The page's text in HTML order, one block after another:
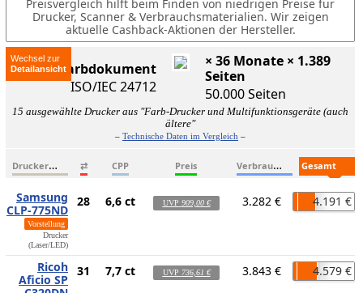
Preisvergleich hilft beim Finden von niedrigen Preise für
Drucker, Scanner & Verbrauchsmaterialien. Wir zeigen
aktuelle Cashback-Aktionen der Hersteller.
Wechsel zur
ISO-Farbdokument
ISO/IEC 24712
× 36 Monate × 1.389
Seiten
50.000 Seiten
15 ausgewählte Drucker aus "Farb-Drucker und Multifunktionsgeräte (auch
ältere"
– Technische Daten im Vergleich –
D
ruckername ⇄ CPP Preis V
erbrauchsmaterialien
Samsung
CLP-775ND
Vorstellung
Drucker
(Laser/LED)
28 6,6 ct UVP 909,00 € 3.282 € 4.191 €
Ricoh
Aficio SP
31 7,7 ct UVP 736,61 € 3.843 € 4.579 €